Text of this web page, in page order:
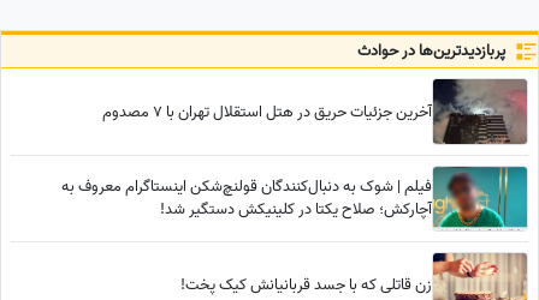
وفادار پیدا میشه
پربازدید‌ترین‌ها در حوادث
آخرین جزئیات حریق در هتل استقلال تهران با 7 مصدوم
فیلم | شوک به دنبال‌کنندگان قولنچ‌شکن اینستاگرام معروف به
آچارکش؛ صلاح یکتا در کلینیکش دستگیر شد!
زن قاتلی که با جسد قربانیانش کیک پخت!